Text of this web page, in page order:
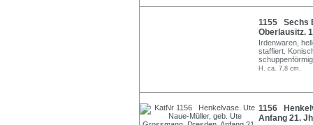
1155 Sechs
Oberlausitz.
Irdenwaren,
staffiert.
H. ca. 7,8 cm.
1156
Anfang 21.